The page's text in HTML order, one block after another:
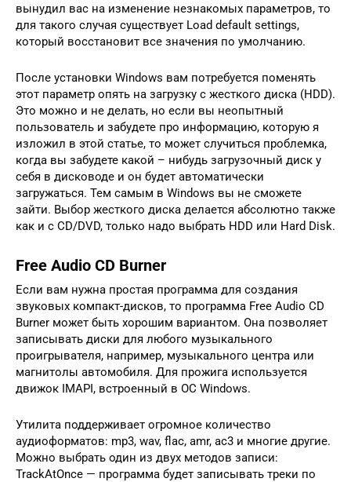
вынудил вас на изменение незнакомых параметров, то
для такого случая существует Load default settings,
который восстановит все значения по умолчанию.
После установки Windows вам потребуется поменять
этот параметр опять на загрузку с жесткого диска (HDD).
Это можно и не делать, но если вы неопытный
пользователь и забудете про информацию, которую я
изложил в этой статье, то может случиться проблемка,
когда вы забудете какой – нибудь загрузочный диск у
себя в дисководе и он будет автоматически
загружаться. Тем самым в Windows вы не сможете
зайти. Выбор жесткого диска делается абсолютно также
как и с CD/DVD, только надо выбрать HDD или Hard Disk.
Free Audio CD Burner
Если вам нужна простая программа для создания
звуковых компакт-дисков, то программа Free Audio CD
Burner может быть хорошим вариантом. Она позволяет
записывать диски для любого музыкального
проигрывателя, например, музыкального центра или
магнитолы автомобиля. Для прожига используется
движок IMAPI, встроенный в ОС Windows.
Утилита поддерживает огромное количество
аудиоформатов: mp3, wav, flac, amr, ac3 и многие другие.
Можно выбрать один из двух методов записи:
TrackAtOnce — программа будет записывать треки по